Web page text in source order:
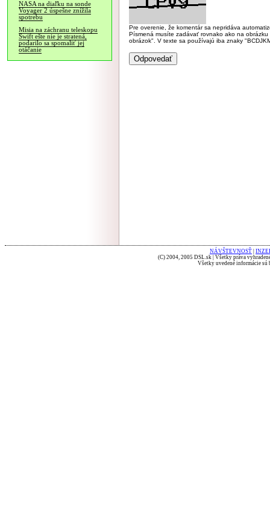
NASA na diaľku na sonde
Voyager 2 úspešne znížila
spotrebu
Misia na záchranu teleskopu
Swift ešte nie je stratená,
podarilo sa spomaliť jej
otáčanie
Pre overenie, že komentár sa nepridáva
Písmená musíte zadávať rovnako ako na
obrázok". V texte sa používajú iba znaky
NÁVŠTEVNOSŤ
(C) 2004, 2005 DSL.sk | Všetky práva
Všetky uvedené informácie sú